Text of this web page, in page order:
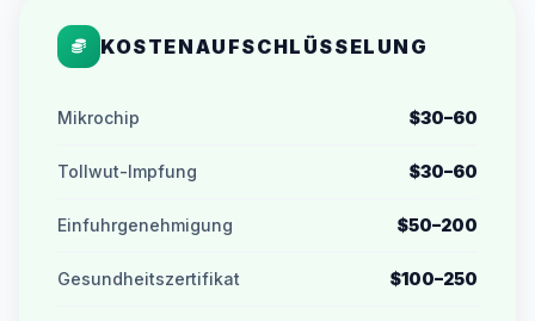
KOSTENAUFSCHLÜSSELUNG
Mikrochip $30–60
Tollwut-Impfung $30–60
Einfuhrgenehmigung $50–200
Gesundheitszertifikat $100–250